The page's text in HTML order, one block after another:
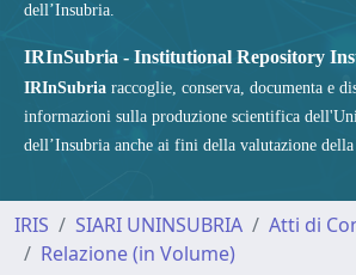
dell’Insubria.
IRInSubria - Institutional Repository
IRInSubria raccoglie, conserva, documenta e
informazioni sulla produzione scientifica
dell’Insubria anche ai fini della valutazione
IRIS SIARI UNINSUBRIA
Atti di
Relazione (in Volume)